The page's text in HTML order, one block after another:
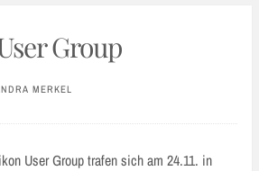
Group
MERKEL
User Group trafen sich am 24.11. in